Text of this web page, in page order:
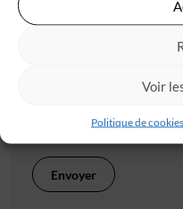
Voir
Politique de cookies
confidentialité.